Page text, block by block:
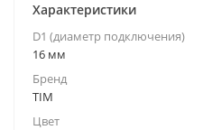
Характеристики
D1 (диаметр подключения)
16 мм
Бренд
TIM
Цвет